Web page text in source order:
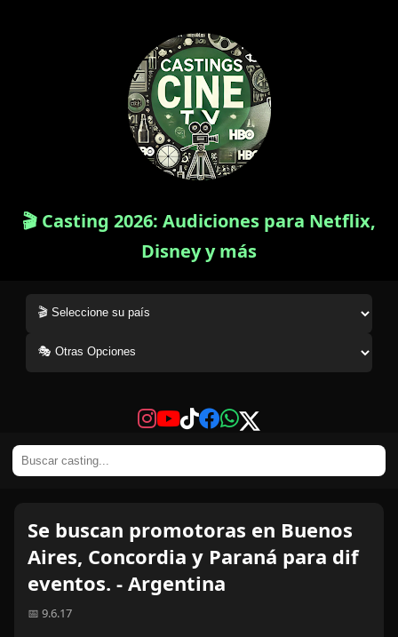
🎬 Casting 2026: Audiciones para Netflix,
Disney y más
Se buscan promotoras en Buenos
Aires, Concordia y Paraná para dif
eventos. - Argentina
📅 9.6.17